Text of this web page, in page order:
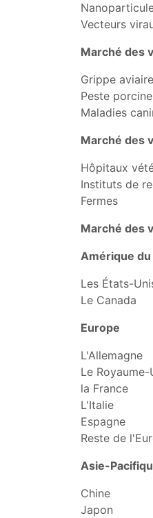
Vecteurs
Marché des
Grippe aviaire
Peste porcine
Maladies
Marché des
Hôpitaux
Instituts de
Fermes
Marché des
Amérique du
Les États-
Le Canada
Europe
L'Allemagne
Le Royaume-
la France
L'Italie
Espagne
Reste de
Asie-
Chine
Japon